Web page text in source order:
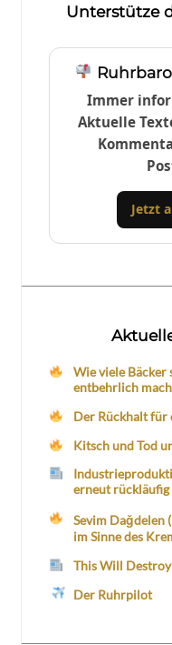
Unterstütze
Immer
Aktuelle
Jetzt
Wie viele Bäcker
entbehrlich
Der Rückhalt für
Kitsch und Tod
erneut rückläufig
Sevim Dağdelen
im Sinne des
This Will
Der Ruhrpilot